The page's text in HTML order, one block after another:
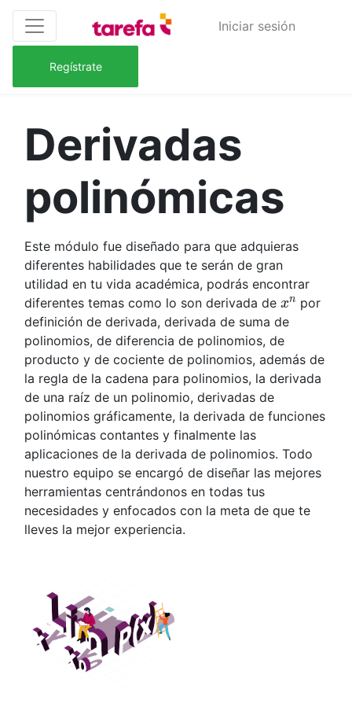
Iniciar sesión
Regístrate
Derivadas
polinómicas
Este módulo fue diseñado para que adquieras
diferentes habilidades que te serán de gran
utilidad en tu vida académica, podrás encontrar
diferentes temas como lo son derivada de xnpor
definición de derivada, derivada de suma de
polinomios, de diferencia de polinomios, de
producto y de cociente de polinomios, además de
la regla de la cadena para polinomios, la derivada
de una raíz de un polinomio, derivadas de
polinomios gráficamente, la derivada de funciones
polinómicas contantes y finalmente las
aplicaciones de la derivada de polinomios. Todo
nuestro equipo se encargó de diseñar las mejores
herramientas centrándonos en todas tus
necesidades y enfocados con la meta de que te
lleves la mejor experiencia.